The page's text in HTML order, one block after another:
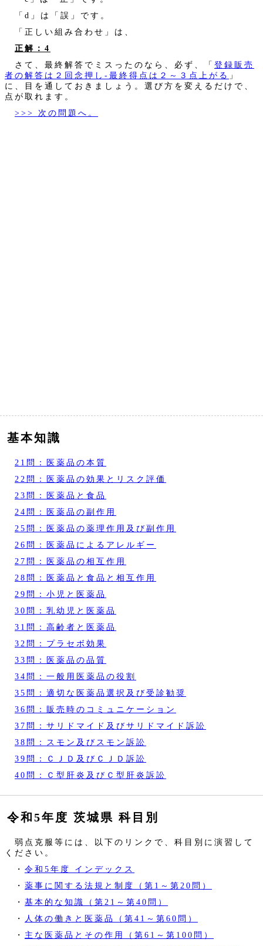
「d」は「誤」です。
「正しい組み合わせ」は、
正解：4
さて、最終解答でミスったのなら、必ず、「 登録販売
者の解答は２回念押し‐最終得点は２～３点上がる 」
に、目を通しておきましょう。選び方を変えるだけで、
点が取れます。
>>> 次の問題へ。
基本知識
21問：医薬品の本質
22問：医薬品の効果とリスク評価
23問：医薬品と食品
24問：医薬品の副作用
25問：医薬品の薬理作用及び副作用
26問：医薬品によるアレルギー
27問：医薬品の相互作用
28問：医薬品と食品と相互作用
29問：小児と医薬品
30問：乳幼児と医薬品
31問：高齢者と医薬品
32問：プラセボ効果
33問：医薬品の品質
34問：一般用医薬品の役割
35問：適切な医薬品選択及び受診勧奨
36問：販売時のコミュニケーション
37問：サリドマイド及びサリドマイド訴訟
38問：スモン及びスモン訴訟
39問：ＣＪＤ及びＣＪＤ訴訟
40問：Ｃ型肝炎及びＣ型肝炎訴訟
令和5年度 茨城県 科目別
弱点克服等には、以下のリンクで、科目別に演習して
ください。
・ 令和5年度 インデックス
・ 薬事に関する法規と制度（第1～第20問）
・ 基本的な知識（第21～第40問）
・
人体の働きと医薬品（第41～第60問）
・ 主な医薬品とその作用（第61～第100問）